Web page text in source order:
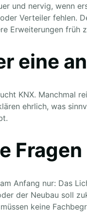
und nervig, wenn
Verteiler fehlen.
Erweiterungen früh
eine
KNX. Manchmal
ehrlich, was
Fragen
Anfang nur: Das
der Neubau soll
keine